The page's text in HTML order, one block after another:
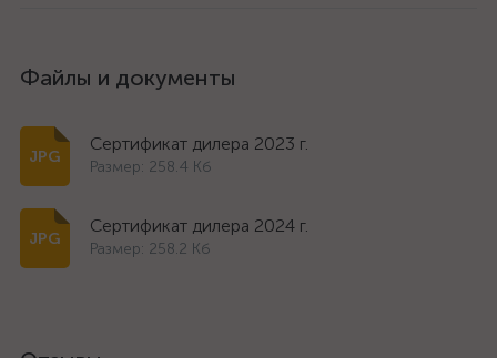
Файлы и документы
Сертификат дилера 2023 г.
Размер: 258.4 Кб
Сертификат дилера 2024 г.
Размер: 258.2 Кб